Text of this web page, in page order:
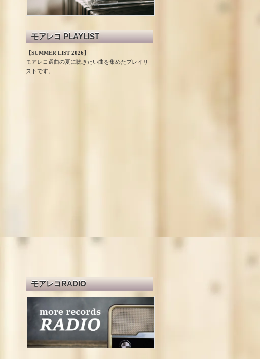
モアレコ PLAYLIST
【SUMMER LIST 2026】
モアレコ選曲の夏に聴きたい曲を集めたプレイリ
ストです。
モアレコRADIO